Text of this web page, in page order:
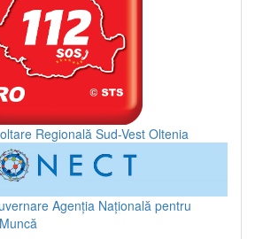
Regională Sud-Vest Oltenia
Agenția Națională pentru